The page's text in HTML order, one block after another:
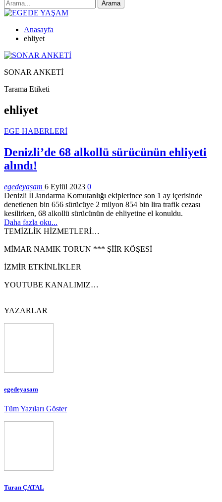
Anasayfa
ehliyet
SONAR ANKETİ
Tarama Etiketi
ehliyet
EGE HABERLERİ
Denizli’de 68 alkollü sürücünün ehliyeti
alındı!
egedeyasam 6 Eylül 2023 0
Denizli İl Jandarma Komutanlığı ekiplerince son 1 ay içerisinde
denetlenen bin 656 sürücüye 2 milyon 854 bin lira trafik cezası
kesilirken, 68 alkollü sürücünün de ehliyetine el konuldu.
Daha fazla oku...
TEMİZLİK HİZMETLERİ…
MİMAR NAMIK TORUN *** ŞİİR KÖŞESİ
İZMİR ETKİNLİKLER
YOUTUBE KANALIMIZ…
YAZARLAR
egedeyasam
Tüm Yazıları Göster
Turan ÇATAL